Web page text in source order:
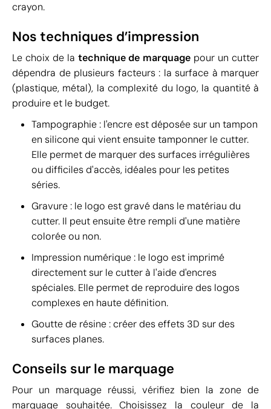
crayon.
Nos techniques d’impression
Le choix de la technique de marquage pour un cutter
dépendra de plusieurs facteurs : la surface à marquer
(plastique, métal), la complexité du logo, la quantité à
produire et le budget.
Tampographie : l'encre est déposée sur un tampon
en silicone qui vient ensuite tamponner le cutter.
Elle permet de marquer des surfaces irrégulières
ou difficiles d'accès, idéales pour les petites
séries.
Gravure : le logo est gravé dans le matériau du
cutter. Il peut ensuite être rempli d'une matière
colorée ou non.
Impression numérique : le logo est imprimé
directement sur le cutter à l'aide d'encres
spéciales. Elle permet de reproduire des logos
complexes en haute définition.
Goutte de résine : créer des effets 3D sur des
surfaces planes.
Conseils sur le marquage
Pour un marquage réussi, vérifiez bien la zone de
marquage souhaitée. Choisissez la couleur de la